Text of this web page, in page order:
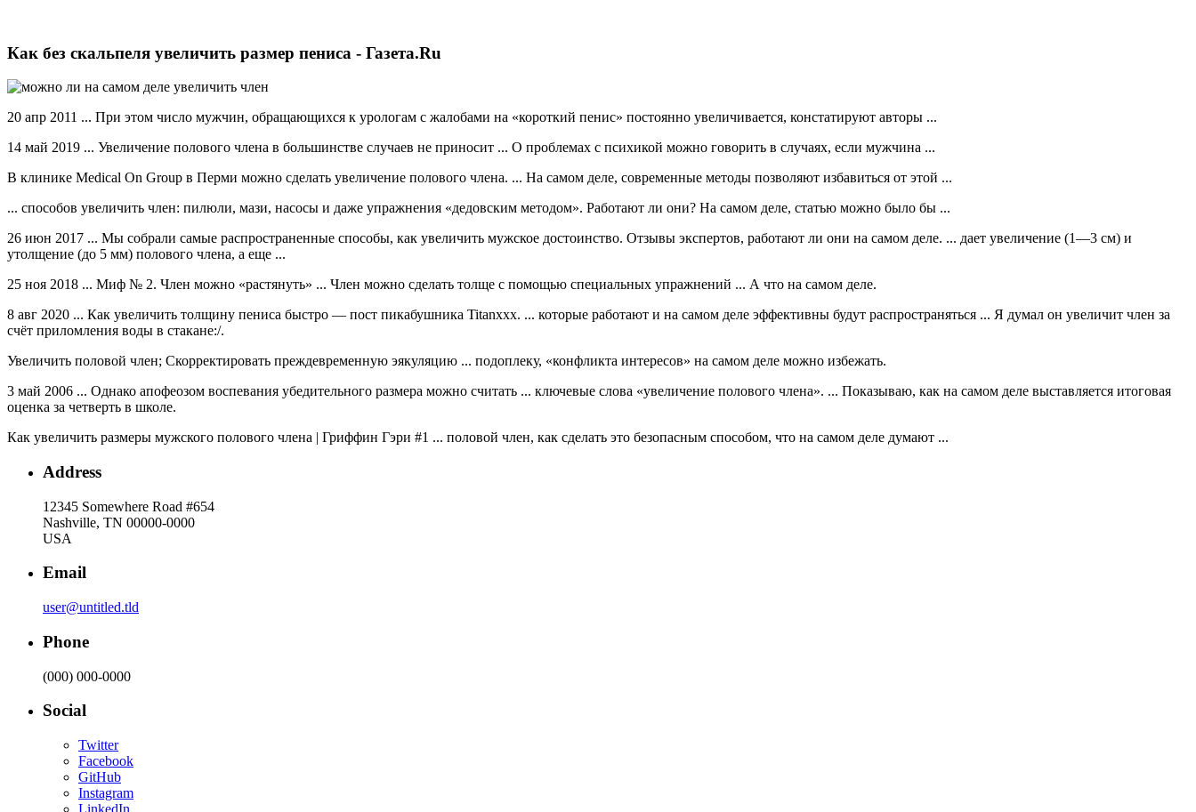
Как без скальпеля увеличить размер пениса - Газета.Ru
20 апр 2011 ... При этом число мужчин, обращающихся к урологам с жалобами на «короткий пенис» постоянно увеличивается, констатируют авторы ...
14 май 2019 ... Увеличение полового члена в большинстве случаев не приносит ... О проблемах с психикой можно говорить в случаях, если мужчина ...
В клинике Medical On Group в Перми можно сделать увеличение полового члена. ... На самом деле, современные методы позволяют избавиться от этой ...
... способов увеличить член: пилюли, мази, насосы и даже упражнения «дедовским методом». Работают ли они? На самом деле, статью можно было бы ...
26 июн 2017 ... Мы собрали самые распространенные способы, как увеличить мужское достоинство. Отзывы экспертов, работают ли они на самом деле. ... дает увеличение (1—3 см) и
утолщение (до 5 мм) полового члена, а еще ...
25 ноя 2018 ... Миф № 2. Член можно «растянуть» ... Член можно сделать толще с помощью специальных упражнений ... А что на самом деле.
8 авг 2020 ... Как увеличить толщину пениса быстро — пост пикабушника Titanxxx. ... которые работают и на самом деле эффективны будут распространяться ... Я думал он увеличит член за
счёт приломления воды в стакане:/.
Увеличить половой член; Скорректировать преждевременную эякуляцию ... подоплеку, «конфликта интересов» на самом деле можно избежать.
3 май 2006 ... Однако апофеозом воспевания убедительного размера можно считать ... ключевые слова «увеличение полового члена». ... Показываю, как на самом деле выставляется итоговая
оценка за четверть в школе.
Как увеличить размеры мужского полового члена | Гриффин Гэри #1 ... половой член, как сделать это безопасным способом, что на самом деле думают ...
Address
12345 Somewhere Road #654
Nashville, TN 00000-0000
USA
Email
user@untitled.tld
Phone
(000) 000-0000
Social
Twitter
Facebook
GitHub
Instagram
LinkedIn